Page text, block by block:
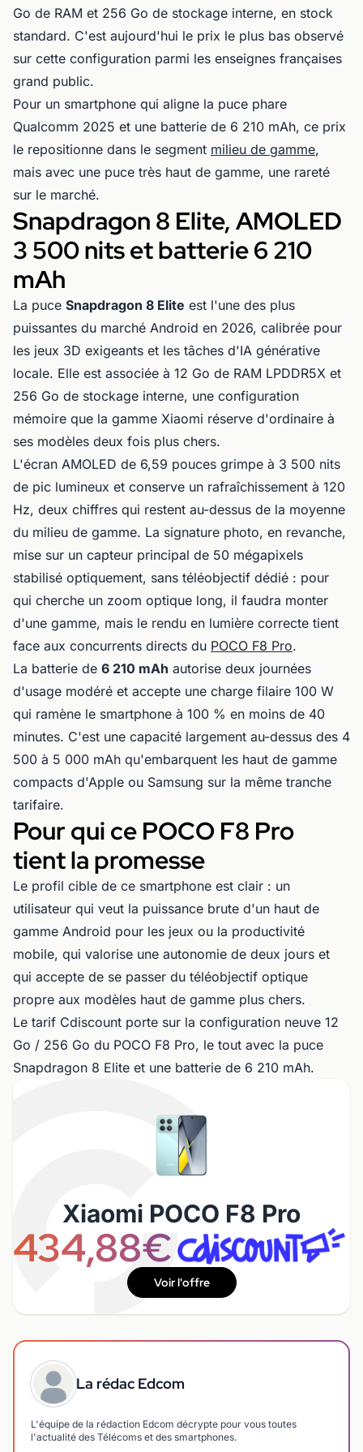
Go de RAM et 256 Go de stockage interne, en stock
standard. C'est aujourd'hui le prix le plus bas observé
sur cette configuration parmi les enseignes françaises
grand public.
Pour un smartphone qui aligne la puce phare
Qualcomm 2025 et une batterie de 6 210 mAh, ce prix
le repositionne dans le segment milieu de gamme,
mais avec une puce très haut de gamme, une rareté
sur le marché.
Snapdragon 8 Elite, AMOLED
3 500 nits et batterie 6 210
mAh
La puce Snapdragon 8 Elite est l'une des plus
puissantes du marché Android en 2026, calibrée pour
les jeux 3D exigeants et les tâches d'IA générative
locale. Elle est associée à 12 Go de RAM LPDDR5X et
256 Go de stockage interne, une configuration
mémoire que la gamme Xiaomi réserve d'ordinaire à
ses modèles deux fois plus chers.
L'écran AMOLED de 6,59 pouces grimpe à 3 500 nits
de pic lumineux et conserve un rafraîchissement à 120
Hz, deux chiffres qui restent au-dessus de la moyenne
du milieu de gamme. La signature photo, en revanche,
mise sur un capteur principal de 50 mégapixels
stabilisé optiquement, sans téléobjectif dédié : pour
qui cherche un zoom optique long, il faudra monter
d'une gamme, mais le rendu en lumière correcte tient
face aux concurrents directs du POCO F8 Pro.
La batterie de 6 210 mAh autorise deux journées
d'usage modéré et accepte une charge filaire 100 W
qui ramène le smartphone à 100 % en moins de 40
minutes. C'est une capacité largement au-dessus des 4
500 à 5 000 mAh qu'embarquent les haut de gamme
compacts d'Apple ou Samsung sur la même tranche
tarifaire.
Pour qui ce POCO F8 Pro
tient la promesse
Le profil cible de ce smartphone est clair : un
utilisateur qui veut la puissance brute d'un haut de
gamme Android pour les jeux ou la productivité
mobile, qui valorise une autonomie de deux jours et
qui accepte de se passer du téléobjectif optique
propre aux modèles haut de gamme plus chers.
Le tarif Cdiscount porte sur la configuration neuve 12
Go / 256 Go du POCO F8 Pro, le tout avec la puce
Snapdragon 8 Elite et une batterie de 6 210 mAh.
Xiaomi POCO F8 Pro
434,88€
Voir l'offre
La rédac Edcom
L'équipe de la rédaction Edcom décrypte pour vous toutes
l'actualité des Télécoms et des smartphones.